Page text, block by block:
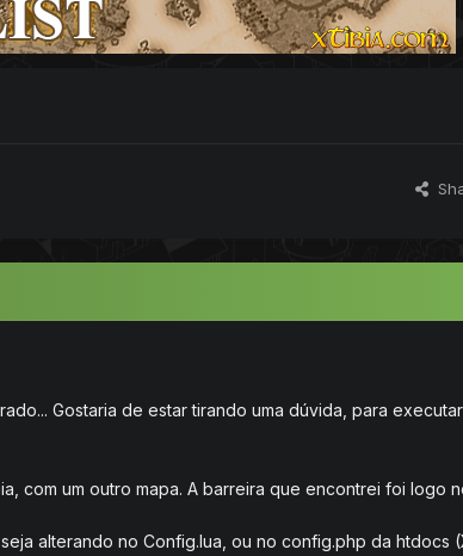
Gostaria de estar tirando uma dúvida, para
com um outro mapa. A barreira que encontrei foi logo
alterando no Config.lua, ou no config.php da htdocs